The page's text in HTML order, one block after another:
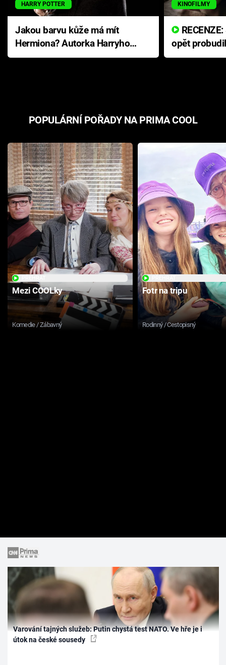
HARRY POTTER
Jakou barvu kůže má mít
Hermiona? Autorka Harryho
Pottera přišla s ráznou
KINOFILMY
opět
přichází s
POPULÁRNÍ POŘADY NA PRIMA COOL
Mezi COOLky
Komedie / Zábavný
Fotr na tripu
Rodinný / Cestopisný
Varování tajných služeb: Putin chystá test NATO. Ve hře je i
útok na české sousedy